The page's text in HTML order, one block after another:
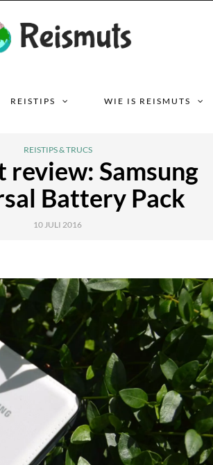
REISTIPS WIE IS REISMUTS
REISTIPS & TRUCS
review: Samsung
Battery Pack
10 JULI 2016